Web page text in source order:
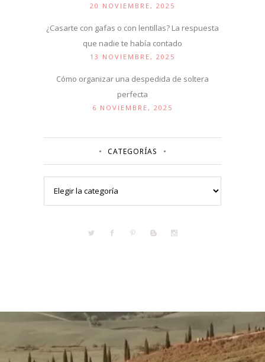
20 NOVIEMBRE, 2025
¿Casarte con gafas o con lentillas? La respuesta
que nadie te había contado
13 NOVIEMBRE, 2025
Cómo organizar una despedida de soltera
perfecta
6 NOVIEMBRE, 2025
CATEGORÍAS